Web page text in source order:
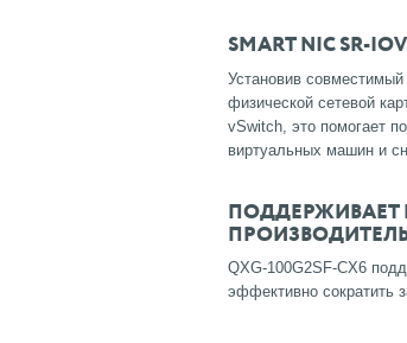
SMART NIC
Установив
физической сетевой
vSwitch, это помогает
виртуальных машин и
ПОДДЕРЖИВАЕТ
QXG-100G2SF-CX6
эффективно сократить